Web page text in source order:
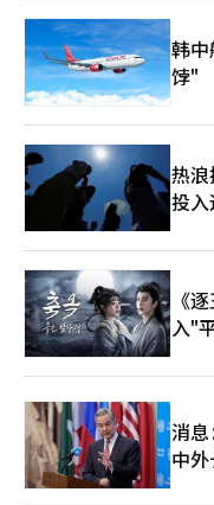
10至20岁年轻人购买化妆品的新选择。
店。【图片来源 7- 韩
饽"
热
投
《
入"
消
中